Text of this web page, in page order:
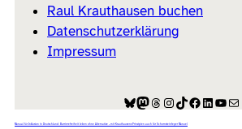
Raul Krauthausen buchen
Datenschutzerklärung
Impressum
Bluesky
Mastodon
Threads
Instagram
TikTok
Facebook
E-Mail
Manual für Inklusion in Deutschland: Barrierefreiheit leben ohne Alternative – mit Krauthausens Prinzipien auch für Schornsteinfeger Manuel